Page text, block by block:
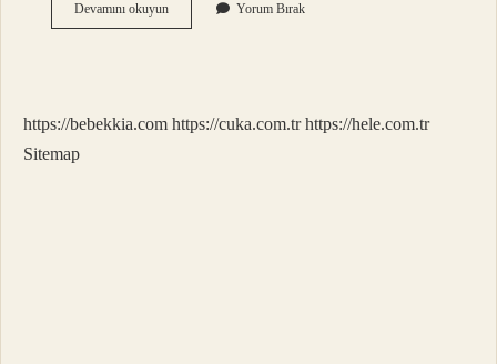
Devamını okuyunAsu
Türk
Yorum Bırak
https://bebekkia.com https://cuka.com.tr https://hele.com.tr
Sitemap